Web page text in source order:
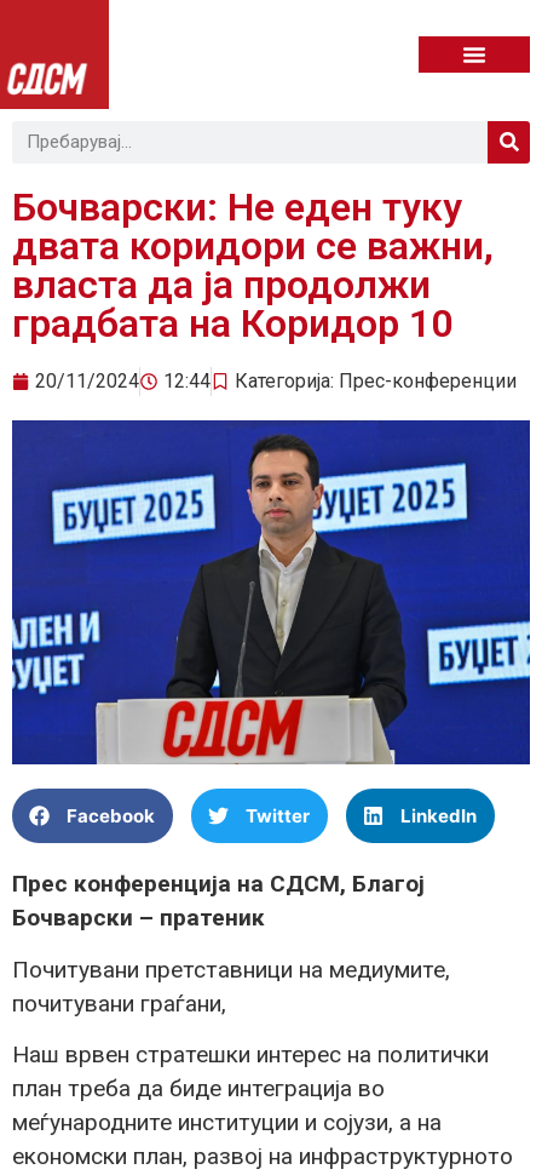
Бочварски: Не еден туку
двата коридори се важни,
власта да ја продолжи
градбата на Коридор 10
20/11/2024 12:44 Категорија: Прес-конференции
Facebook Twitter LinkedIn
Прес конференција на СДСМ, Благој
Бочварски – пратеник
Почитувани претставници на медиумите,
почитувани граѓани,
Наш врвен стратешки интерес на политички
план треба да биде интеграција во
меѓународните институции и сојузи, а на
економски план, развој на инфраструктурното